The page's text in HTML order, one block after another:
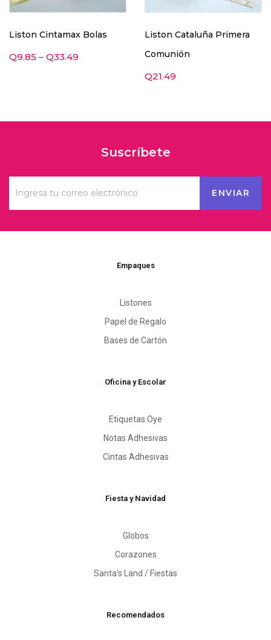
Liston Cintamax Bolas
Q9.85 – Q33.49
Liston Cataluña Primera
Comunión
Q21.49
Suscríbete
Empaques
Listones
Papel de Regalo
Bases de Cartón
Oficina y Escolar
Etiquetas Oye
Notas Adhesivas
Cintas Adhesivas
Fiesta y Navidad
Globos
Corazones
Santa’s Land / Fiestas
Recomendados